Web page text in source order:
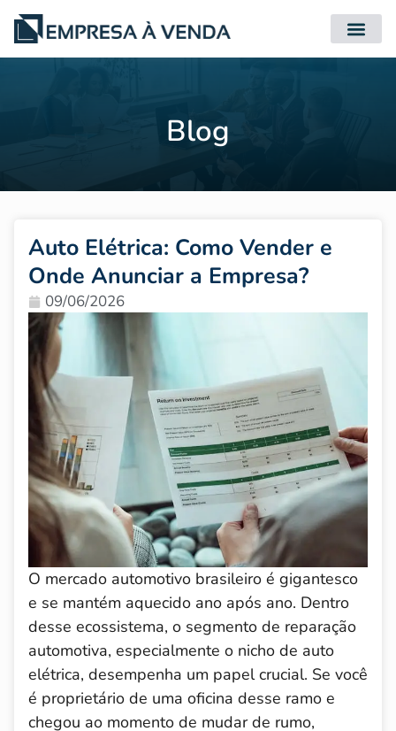
Blog
Auto Elétrica: Como Vender e
Onde Anunciar a Empresa?
09/06/2026
O mercado automotivo brasileiro é gigantesco
e se mantém aquecido ano após ano. Dentro
desse ecossistema, o segmento de reparação
automotiva, especialmente o nicho de auto
elétrica, desempenha um papel crucial. Se você
é proprietário de uma oficina desse ramo e
chegou ao momento de mudar de rumo,